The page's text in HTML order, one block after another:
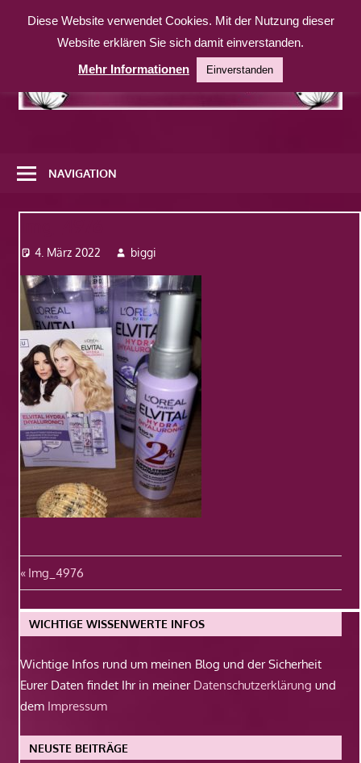
Inhalt
weitere
Website
NAVIGATION
4. März 2022 biggi
Beitragsnavigation
Vorheriger
Beitrag:
Img_4976
WICHTIGE WISSENWERTE INFOS
Wichtige Infos rund um meinen Blog und der Sicherheit
Eurer Daten findet Ihr in meiner Datenschutzerklärung und
dem Impressum
NEUSTE BEITRÄGE
Diese Website verwendet Cookies. Mit der Nutzung dieser
Website erklären Sie sich damit einverstanden.
Mehr Informationen
Einverstanden